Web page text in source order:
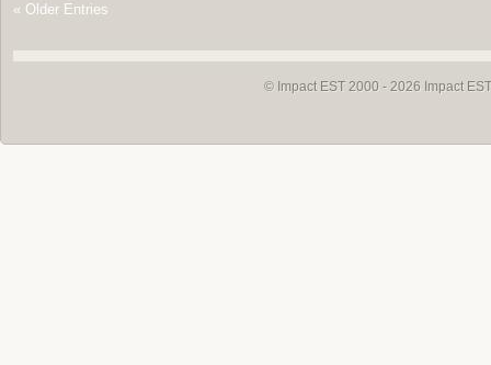
« Older Entries
© Impact EST 2000 - 2026 Impact